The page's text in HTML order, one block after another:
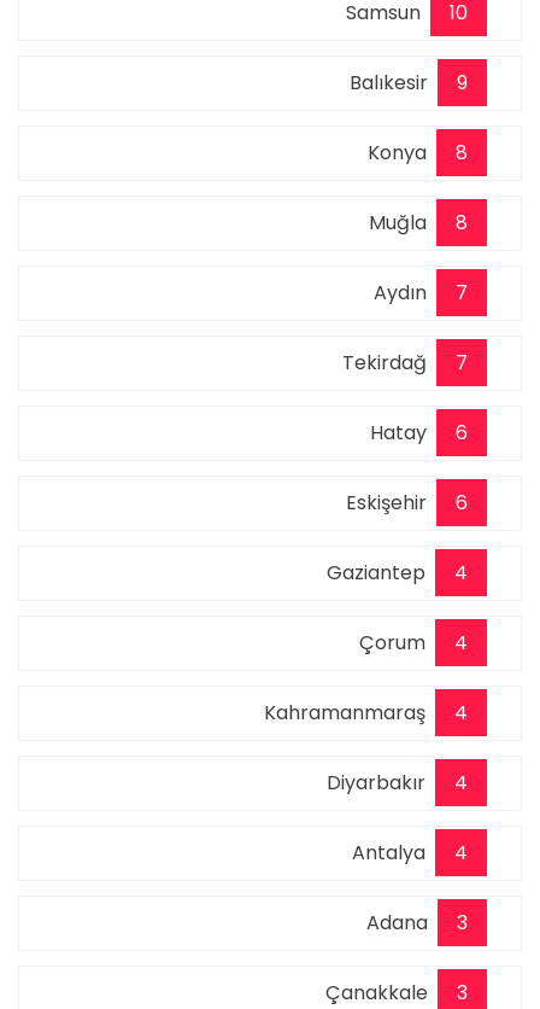
Samsun 10
Balıkesir 9
Konya 8
Muğla 8
Aydın 7
Tekirdağ 7
Hatay 6
Eskişehir 6
Gaziantep 4
Çorum 4
Kahramanmaraş 4
Diyarbakır 4
Antalya 4
Adana 3
Çanakkale 3